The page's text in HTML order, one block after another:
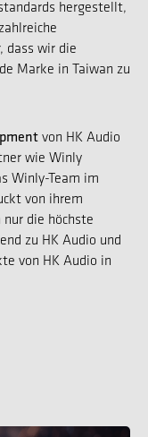
hergestellt,
dass wir die
Marke in Taiwan zu
von HK Audio
wie Winly
Winly-Team im
von ihrem
die höchste
zu HK Audio und
von HK Audio in